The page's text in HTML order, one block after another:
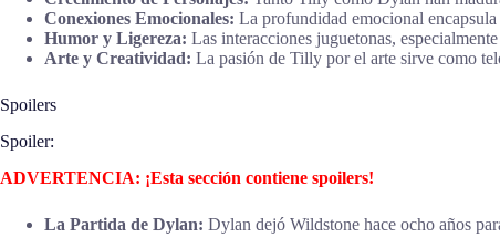
Conexiones Emocionales: La profundidad emocional
Humor y Ligereza: Las interacciones juguetonas,
Arte y Creatividad: La pasión de Tilly por el arte sirve como
Spoilers
Spoiler:
ADVERTENCIA: ¡Esta sección contiene spoilers!
La Partida de Dylan: Dylan dejó Wildstone hace ocho años